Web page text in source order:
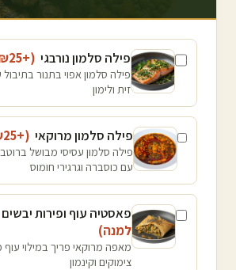
פילה סלמון נורבגי (+₪
25
פילה סלמון אפוי בתנור
זית ולימון
פילה סלמון מרוקאי (+₪
25
פילה סלמון עסיסי מבושל
עם כוסברה וגרגירי חומוס
פאסטיה עוף ופירות יבשים
למנה)
מאפה מרוקאי פריך במילוי
צימוקים וקינמון